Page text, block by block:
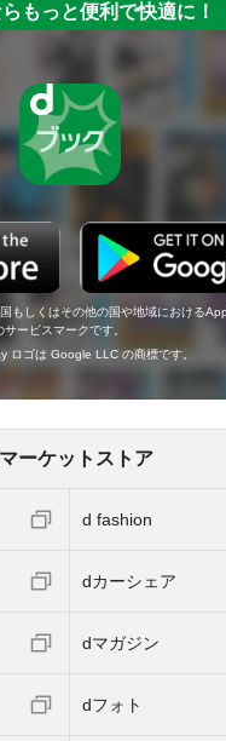
もっと便利で快適に！
もしくはその他の国や地域における
ービスマークです。
ゴは Google LLC の商標です。
ーケットストア
d fashion
dカーシェア
dマガジン
dフォト